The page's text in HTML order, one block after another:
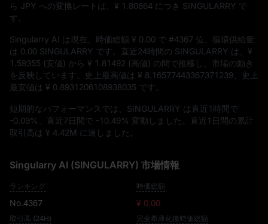
ら JPY への変換レートは、 ¥ 1.80864 につき SINGULARRY で
す。
Singularry AI は現在、時価総額 ¥ 0.00 で #4367 位、循環供給量
は 0.00 SINGULARRY です。直近24時間の SINGULARRY は、 ¥
1.59355 (安値) から ¥ 1.81492 (高値) の間で推移し、市場の動き
を反映しています。史上最高値は ¥ 8.16577443367371239 、史上
最安値は ¥ 0.8931206108938035 です。
短期的なパフォーマンスでは、SINGULARRY は直近1時間で
-0.09%
、直近7日間で -10.49% 変動しました。直近1日間の累計
取引高は ¥ 4.42M に達しました。
Singularry AI (SINGULARRY) 市場情報
ランキング
No.4367
時価総額
¥ 0.00
取引高 (24H) 完全希薄化後時価総額